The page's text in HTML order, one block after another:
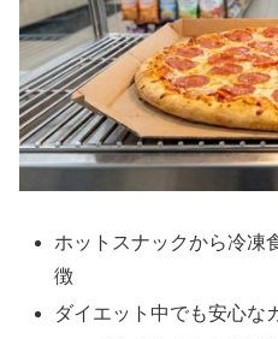
ホットスナックから冷凍
徴
ダイエット中でも安心な